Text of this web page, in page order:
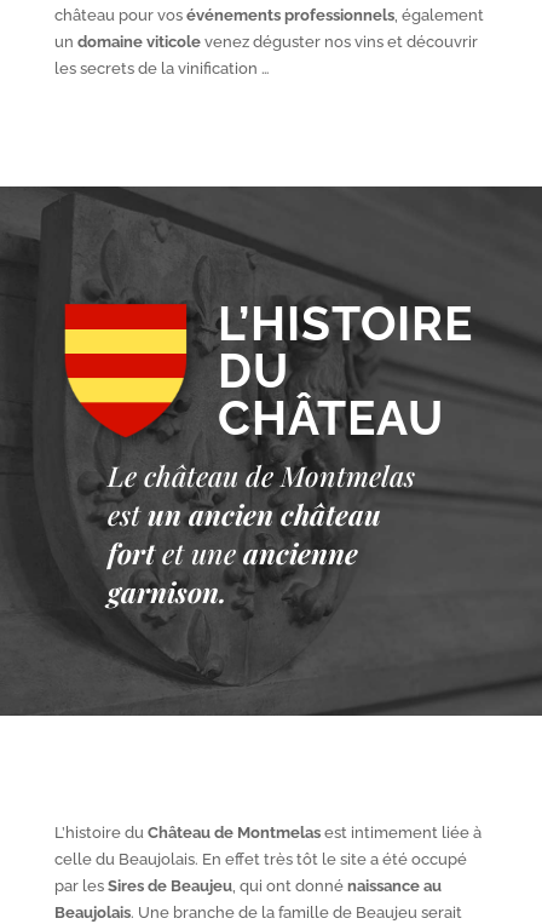
château pour vos événements professionnels, également
un domaine viticolevenez déguster nos vins et découvrir
les secrets de la vinification …
L’HISTOIRE
DU
CHÂTEAU
Le château de Montmelas
est un ancien château
fort et une ancienne
garnison.
L’histoire duChâteau de Montmelasest intimement liée à
celle du Beaujolais. En effet très tôt le site a été occupé
par les Sires de Beaujeu, qui ont donné naissance au
Beaujolais. Une branche de la famille de Beaujeu serait